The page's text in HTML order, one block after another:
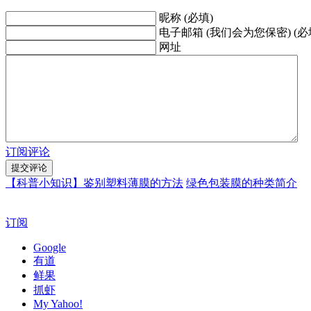
昵称 (必填)
电子邮箱 (我们会为您保密) (必
网址
订阅评论
【科普小知识】鉴别塑料薄膜的方法 绿色包装膜的种类简介
订阅
Google
有道
鲜果
抓虾
My Yahoo!